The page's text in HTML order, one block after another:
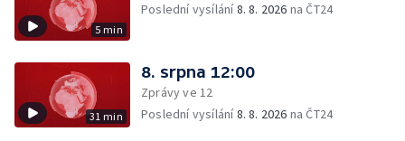
5 min
Poslední vysílání8. 8. 2026 na ČT24
31 min
8. srpna 12:00
Zprávy ve 12
Poslední vysílání8. 8. 2026 na ČT24